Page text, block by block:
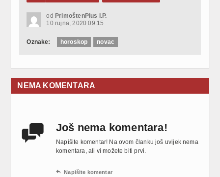
od PrimoštenPlus I.P.
10 rujna, 2020 09:15
Oznake: horoskop novac
NEMA KOMENTARA
 Još nema komentara!
Napišite komentar! Na ovom članku još uvijek nema
komentara, ali vi možete biti prvi.
 Napišite komentar